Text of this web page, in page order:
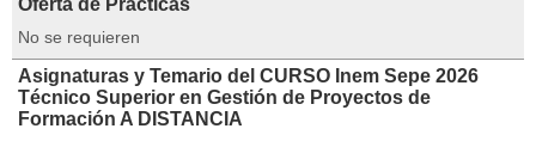
Oferta de Prácticas
No se requieren
Asignaturas y Temario del CURSO Inem Sepe 2026
Técnico Superior en Gestión de Proyectos de
Formación A DISTANCIA